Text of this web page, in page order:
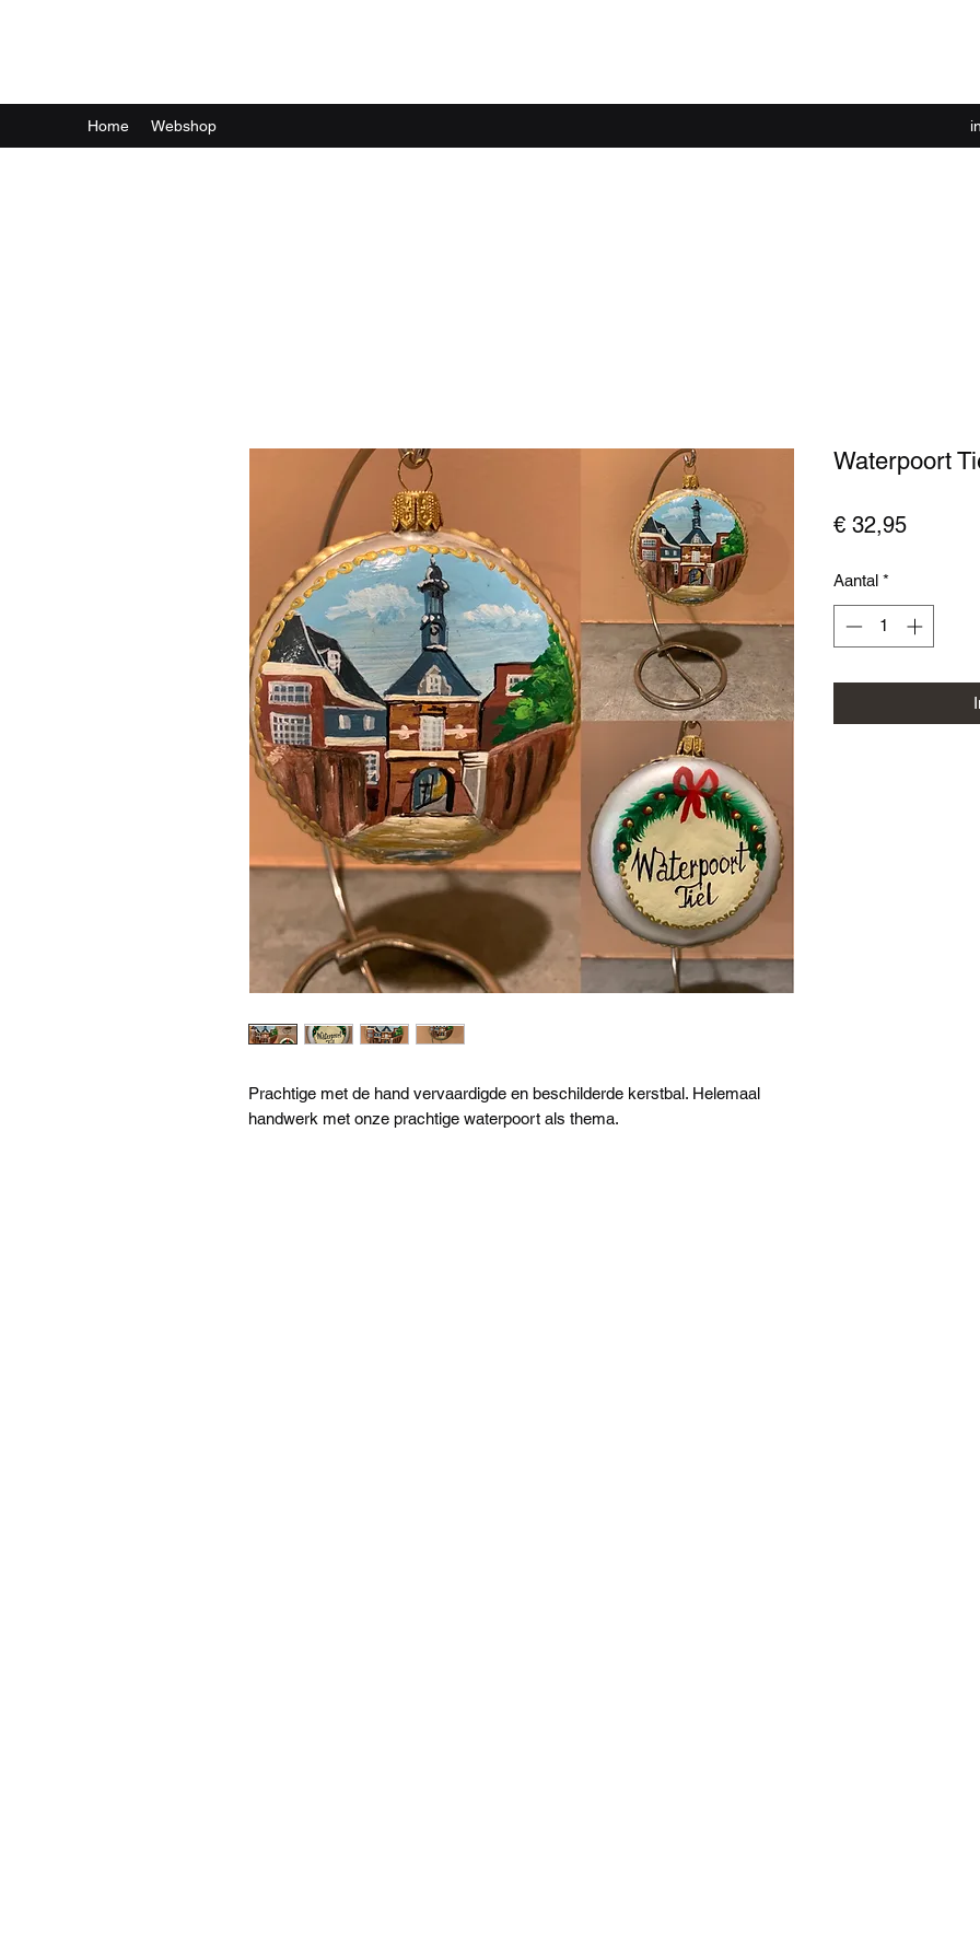
Home Webshop
Prachtige met de hand vervaardigde en beschilderde kerstbal. Helemaal
handwerk met onze prachtige waterpoort als thema.
Waterpoort
€ 32,95Prijs
Aantal *